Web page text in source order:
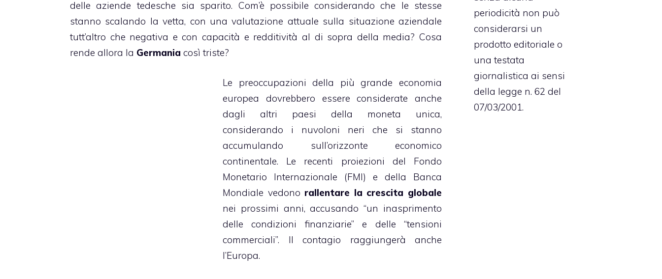
delle aziende tedesche sia sparito. Com’è possibile considerando che le stesse
stanno scalando la vetta, con una valutazione attuale sulla situazione aziendale
tutt’altro che negativa e con capacità e redditività al di sopra della media? Cosa
rende allora la Germania così triste?
Le preoccupazioni della più grande economia
europea dovrebbero essere considerate anche
dagli altri paesi della moneta unica,
considerando i nuvoloni neri che si stanno
accumulando sull’orizzonte economico
continentale. Le recenti proiezioni del Fondo
Monetario Internazionale (FMI) e della Banca
Mondiale vedono rallentare la crescita globale
nei prossimi anni, accusando “un inasprimento
delle condizioni finanziarie” e delle “tensioni
commerciali”. Il contagio raggiungerà anche
l’Europa.
periodicità non può
considerarsi un
prodotto editoriale o
una testata
giornalistica ai sensi
della legge n. 62 del
07/03/2001.